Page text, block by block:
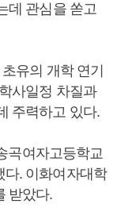
데 관심을 쏟고
유의 개학 연기
사일정 차질과
주력하고 있다.
곡여자고등학교
다. 이화여자대학
받았다.